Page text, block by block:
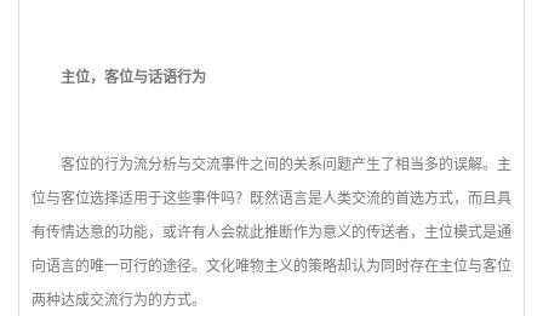
主位，客位与话语行为
客位的行为流分析与交流事件之间的关系问题产生了相当多的误解。主
位与客位选择适用于这些事件吗？既然语言是人类交流的首选方式，而且具
有传情达意的功能，或许有人会就此推断作为意义的传送者，主位模式是通
向语言的唯一可行的途径。文化唯物主义的策略却认为同时存在主位与客位
两种达成交流行为的方式。